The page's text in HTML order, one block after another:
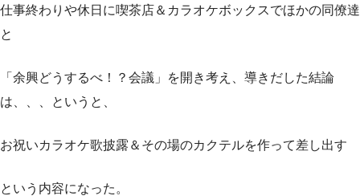
仕事終わりや休日に喫茶店＆カラオケボックスでほかの同僚達
と
「余興どうするべ！？会議」を開き考え、導きだした結論
は、、、というと、
お祝いカラオケ歌披露＆その場のカクテルを作って差し出す
という内容になった。